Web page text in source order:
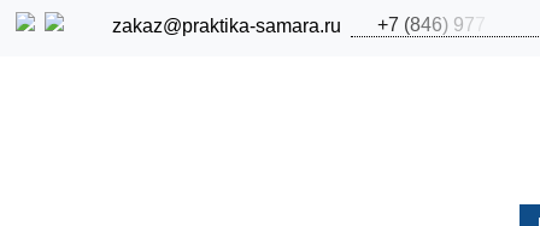
zakaz@praktika-samara.ru +7 (846) 977